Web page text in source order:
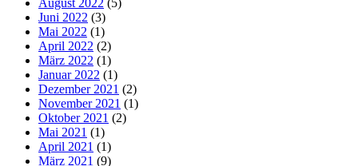
August 2022 (5)
Juni 2022 (3)
Mai 2022 (1)
April 2022 (2)
März 2022 (1)
Januar 2022 (1)
Dezember 2021 (2)
November 2021 (1)
Oktober 2021 (2)
Mai 2021 (1)
April 2021 (1)
März 2021 (9)